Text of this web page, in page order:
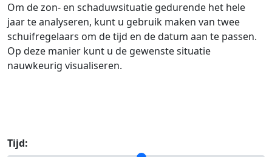
Om de zon- en schaduwsituatie gedurende het hele
jaar te analyseren, kunt u gebruik maken van twee
schuifregelaars om de tijd en de datum aan te passen.
Op deze manier kunt u de gewenste situatie
nauwkeurig visualiseren.
Tijd: